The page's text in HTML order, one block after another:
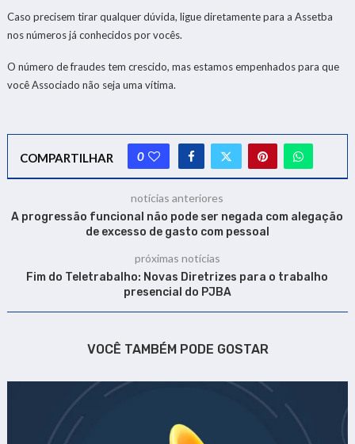
Caso precisem tirar qualquer dúvida, ligue diretamente para a Assetba
nos números já conhecidos por vocês.
O número de fraudes tem crescido, mas estamos empenhados para que
você Associado não seja uma vítima.
COMPARTILHAR 0
notícias anteriores
A progressão funcional não pode ser negada com alegação
de excesso de gasto com pessoal
próximas notícias
Fim do Teletrabalho: Novas Diretrizes para o trabalho
presencial do PJBA
VOCÊ TAMBÉM PODE GOSTAR